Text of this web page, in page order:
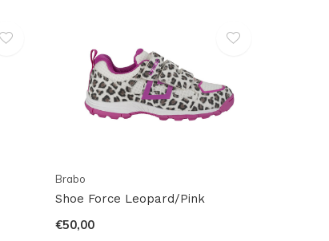
Brabo
Shoe Force Leopard/Pink
€50,00